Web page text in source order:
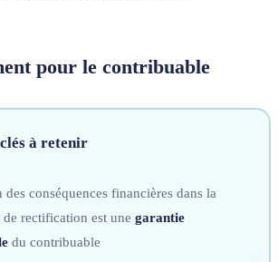
pour le contribuable
à retenir
conséquences financières dans la
rectification est une garantie
du contribuable